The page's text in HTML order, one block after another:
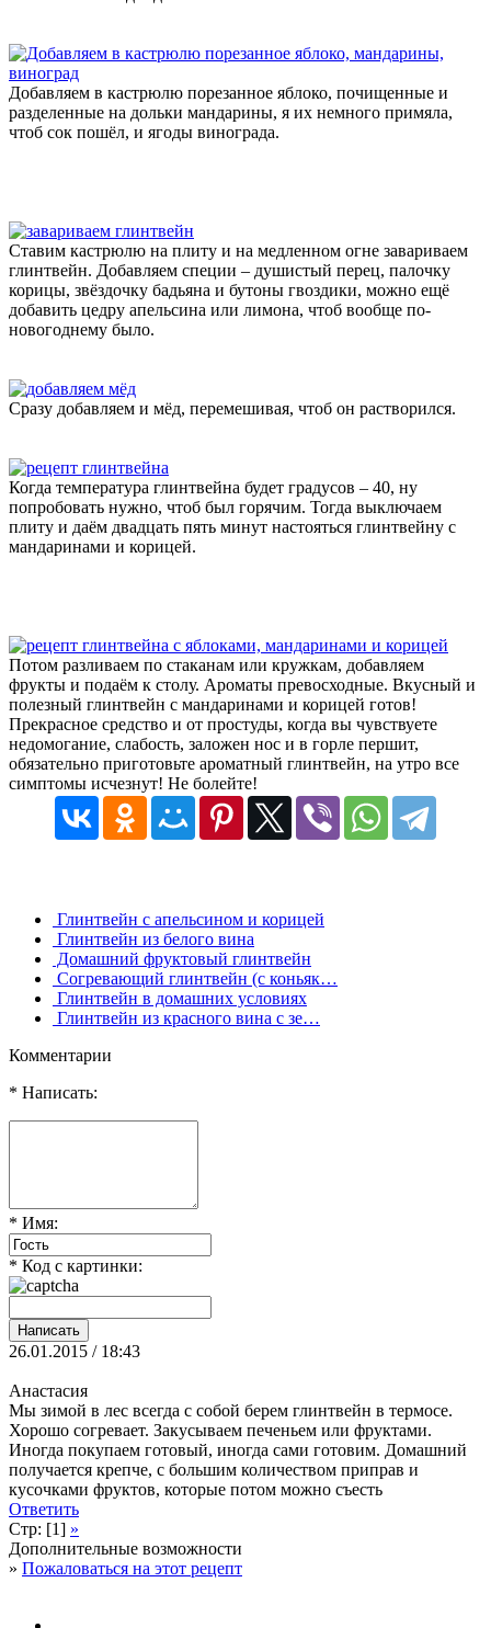
Добавляем в кастрюлю порезанное яблоко, почищенные и
разделенные на дольки мандарины, я их немного примяла,
чтоб сок пошёл, и ягоды винограда.
Ставим кастрюлю на плиту и на медленном огне завариваем
глинтвейн. Добавляем специи – душистый перец, палочку
корицы, звёздочку бадьяна и бутоны гвоздики, можно ещё
добавить цедру апельсина или лимона, чтоб вообще по-
новогоднему было.
Сразу добавляем и мёд, перемешивая, чтоб он растворился.
Когда температура глинтвейна будет градусов – 40, ну
попробовать нужно, чтоб был горячим. Тогда выключаем
плиту и даём двадцать пять минут настояться глинтвейну с
мандаринами и корицей.
Потом разливаем по стаканам или кружкам, добавляем
фрукты и подаём к столу. Ароматы превосходные. Вкусный и
полезный глинтвейн с мандаринами и корицей готов!
Прекрасное средство и от простуды, когда вы чувствуете
недомогание, слабость, заложен нос и в горле першит,
обязательно приготовьте ароматный глинтвейн, на утро все
симптомы исчезнут! Не болейте!
Глинтвейн с апельсином и корицей
Глинтвейн из белого вина
Домашний фруктовый глинтвейн
Согревающий глинтвейн (с коньяк…
Глинтвейн в домашних условиях
Глинтвейн из красного вина с зе…
Комментарии
* Написать:
* Имя:
* Код с картинки:
26.01.2015 / 18:43
Анастасия
Мы зимой в лес всегда с собой берем глинтвейн в термосе.
Хорошо согревает. Закусываем печеньем или фруктами.
Иногда покупаем готовый, иногда сами готовим. Домашний
получается крепче, с большим количеством приправ и
кусочками фруктов, которые потом можно съесть
Ответить
Стр: [1] »
Дополнительные возможности
» Пожаловаться на этот рецепт